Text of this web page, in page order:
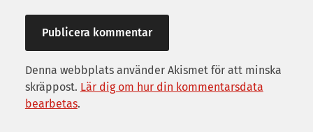
Denna webbplats använder Akismet för att minska
skräppost. Lär dig om hur din kommentarsdata
bearbetas.